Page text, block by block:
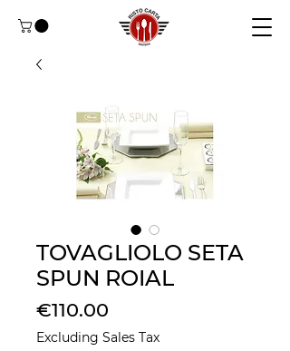
TOVAGLIOLO SETA
SPUN ROIAL
€110.00
Excluding Sales Tax